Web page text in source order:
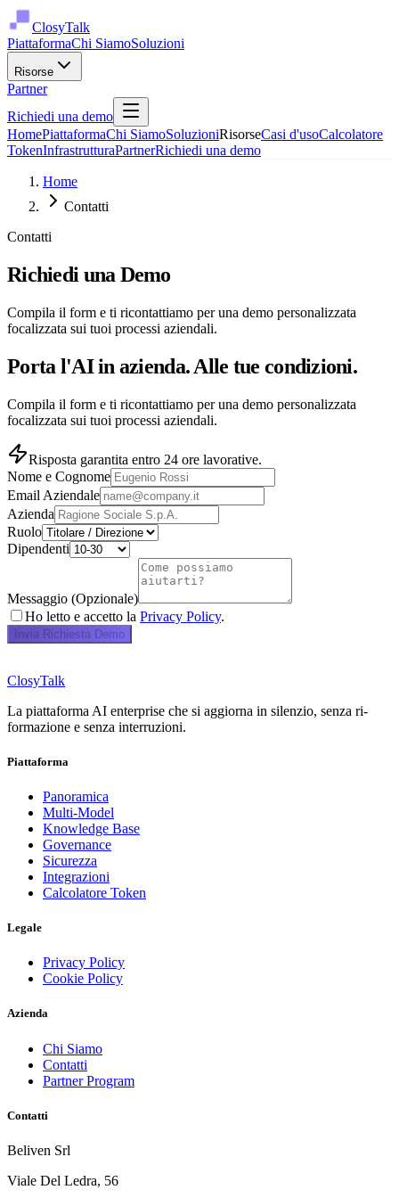
ClosyTalk
PiattaformaChi SiamoSoluzioni
Risorse
Partner
Richiedi una demo
HomePiattaformaChi SiamoSoluzioniRisorseCasi d'usoCalcolatore
TokenInfrastrutturaPartnerRichiedi una demo
Home
Contatti
Contatti
Richiedi una Demo
Compila il form e ti ricontattiamo per una demo personalizzata
focalizzata sui tuoi processi aziendali.
Porta l'AI in azienda. Alle tue condizioni.
Compila il form e ti ricontattiamo per una demo personalizzata
focalizzata sui tuoi processi aziendali.
Risposta garantita entro 24 ore lavorative.
Nome e Cognome
Email Aziendale
Azienda
Ruolo
Dipendenti
Messaggio (Opzionale)
Ho letto e accetto la Privacy Policy.
Invia Richiesta Demo
ClosyTalk
La piattaforma AI enterprise che si aggiorna in silenzio, senza ri-
formazione e senza interruzioni.
Piattaforma
Panoramica
Multi-Model
Knowledge Base
Governance
Sicurezza
Integrazioni
Calcolatore Token
Legale
Privacy Policy
Cookie Policy
Azienda
Chi Siamo
Contatti
Partner Program
Contatti
Beliven Srl
Viale Del Ledra, 56